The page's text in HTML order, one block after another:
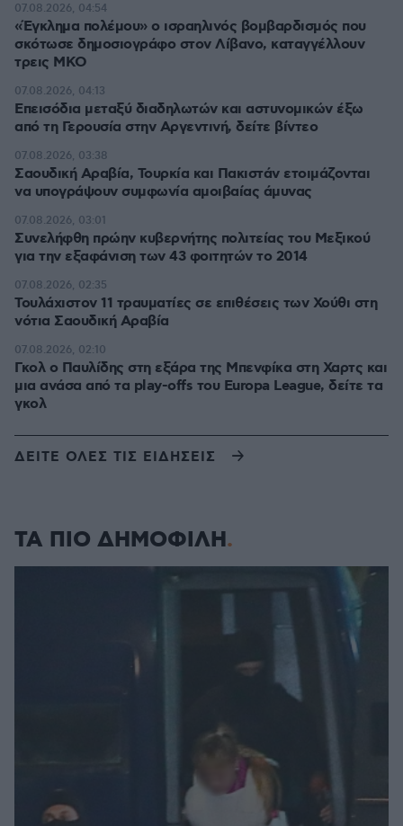
«Έγκλημα πολέμου» ο ισραηλινός βομβαρδισμός που
σκότωσε δημοσιογράφο στον Λίβανο, καταγγέλλουν
τρεις ΜΚΟ
07.08.2026, 04:54
Επεισόδια μεταξύ διαδηλωτών και αστυνομικών έξω
από τη Γερουσία στην Αργεντινή, δείτε βίντεο
07.08.2026, 04:13
Σαουδική Αραβία, Τουρκία και Πακιστάν ετοιμάζονται
να υπογράψουν συμφωνία αμοιβαίας άμυνας
07.08.2026, 03:38
Συνελήφθη πρώην κυβερνήτης πολιτείας του Μεξικού
για την εξαφάνιση των 43 φοιτητών το 2014
07.08.2026, 03:01
Τουλάχιστον 11 τραυματίες σε επιθέσεις των Χούθι στη
νότια Σαουδική Αραβία
07.08.2026, 02:35
Γκολ ο Παυλίδης στη εξάρα της Μπενφίκα στη Χαρτς και
μια ανάσα από τα play-offs του Europa League, δείτε τα
γκολ
07.08.2026, 02:10
ΔΕΙΤΕ ΟΛΕΣ ΤΙΣ ΕΙΔΗΣΕΙΣ
ΤΑ ΠΙΟ ΔΗΜΟΦΙΛΗ